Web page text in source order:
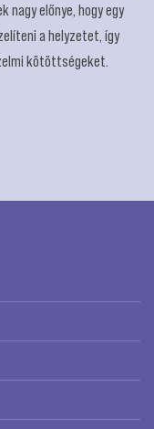
nagy előnye, hogy egy
a helyzetet, így
kötöttségeket.